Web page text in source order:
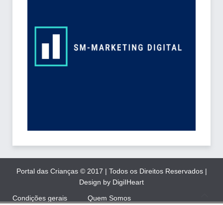
Portal das Crianças © 2017 | Todos os Direitos Reservados |
Design by DigiIHeart
Condições gerais
Quem Somos